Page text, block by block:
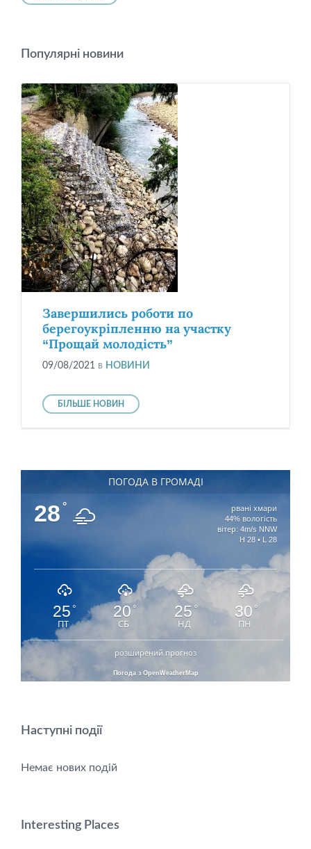
Популярні новини
Завершились роботи по
берегоукріпленню на участку
“Прощай молодість”
09/08/2021 в НОВИНИ
БІЛЬШЕ НОВИН
ПОГОДА В ГРОМАДІ
28 °
рвані хмари
44% вологість
вітер: 4m/s NNW
H 28 • L 28
25 °
ПТ
20°
СБ
25 °
НД
30 °
ПН
розширений прогноз
Погода з OpenWeatherMap
Наступні події
Немає нових подій
Interesting Places